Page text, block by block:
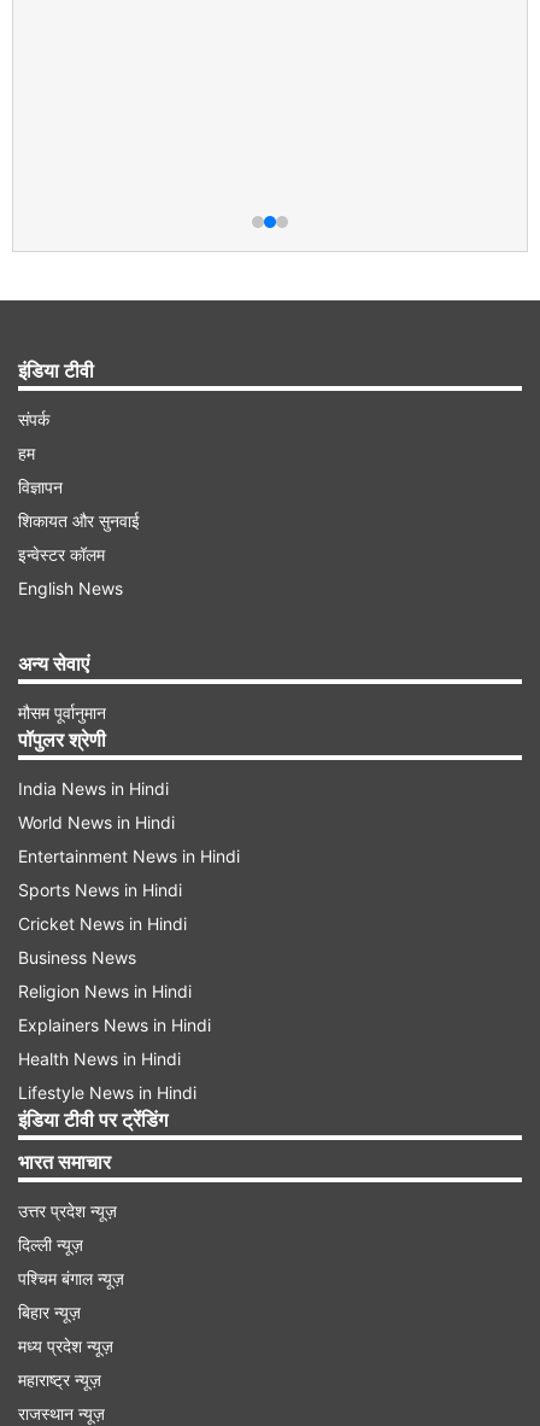
इंडिया टीवी
संपर्क
हम
विज्ञापन
शिकायत और सुनवाई
इन्वेस्टर कॉलम
English News
अन्य सेवाएं
मौसम पूर्वानुमान
पॉपुलर श्रेणी
India News in Hindi
World News in Hindi
Entertainment News in Hindi
Sports News in Hindi
Cricket News in Hindi
Business News
Religion News in Hindi
Explainers News in Hindi
Health News in Hindi
Lifestyle News in Hindi
इंडिया टीवी पर ट्रेंडिंग
भारत समाचार
उत्तर प्रदेश न्यूज़
दिल्ली न्यूज़
पश्चिम बंगाल न्यूज़
बिहार न्यूज़
मध्य प्रदेश न्यूज़
महाराष्ट्र न्यूज़
राजस्थान न्यूज़